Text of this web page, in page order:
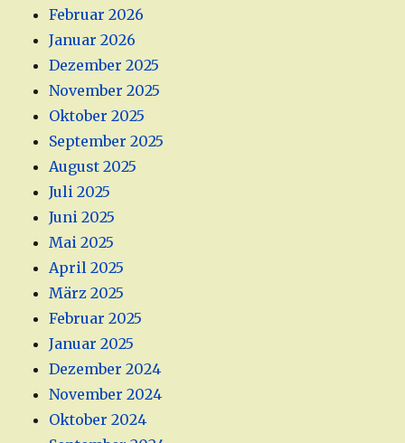
Februar 2026
Januar 2026
Dezember 2025
November 2025
Oktober 2025
September 2025
August 2025
Juli 2025
Juni 2025
Mai 2025
April 2025
März 2025
Februar 2025
Januar 2025
Dezember 2024
November 2024
Oktober 2024